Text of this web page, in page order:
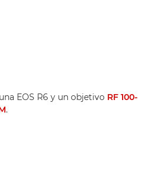
EOS R6 y un objetivo RF 100-
.